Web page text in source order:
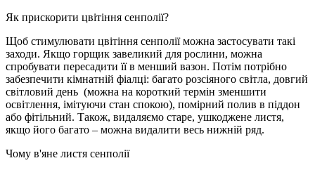
Як прискорити цвітіння сенполії?
Щоб стимулювати цвітіння сенполії можна застосувати такі
заходи. Якщо горщик завеликий для рослини, можна
спробувати пересадити її в менший вазон. Потім потрібно
забезпечити кімнатній фіалці: багато розсіяного світла, довгий
світловий день (можна на короткий термін зменшити
освітлення, імітуючи стан спокою), помірний полив в піддон
або фітільний. Також, видаляємо старе, ушкоджене листя,
якщо його багато – можна видалити весь нижній ряд.
Чому в'яне листя сенполії